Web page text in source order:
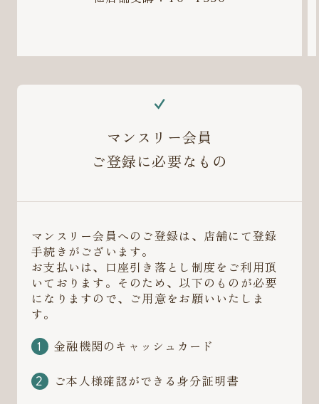
マンスリー会員
ご登録に必要なもの
マンスリー会員へのご登録は、店舗にて登録
手続きがございます。
お支払いは、口座引き落とし制度をご利用頂
いております。そのため、以下のものが必要
になりますので、ご用意をお願いいたしま
す。
金融機関のキャッシュカード
ご本人様確認ができる身分証明書